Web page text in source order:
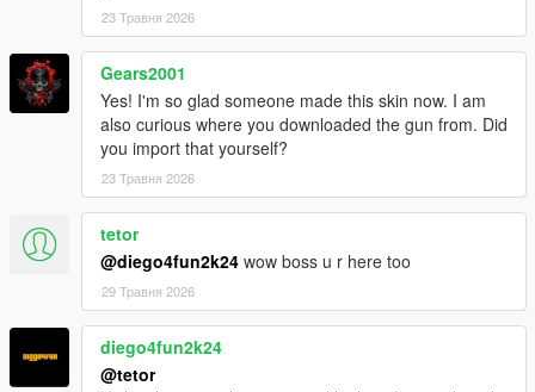
23 Травня 2026
Gears2001
Yes! I'm so glad someone made this skin now. I am
also curious where you downloaded the gun from. Did
you import that yourself?
23 Травня 2026
tetor
@diego4fun2k24 wow boss u r here too
29 Травня 2026
diego4fun2k24
@tetor